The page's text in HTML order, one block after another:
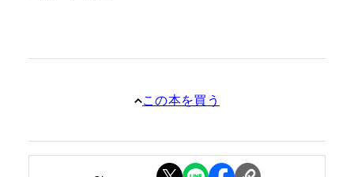
この本を買う